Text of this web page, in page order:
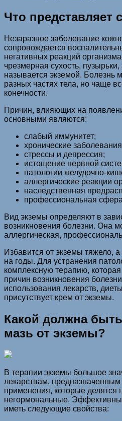
Что представляет
Незаразное заболевание
сопровождается
негативных реакций
чрезмерная сухость,
называется экземой. Болезнь
разных частях тела, но чаще
конечности.
Причин, влияющих на
основными являются:
слабый иммунитет;
хронические
стрессы и депрессия;
истощение нервной
патологии желудочно-
аллергические реакции
наследственная
профессиональная
Вид экземы определяют в
возникновения болезни. Она
аллергическая,
Избавится от экземы тяжело,
на годы. Для устранения
комплексную терапию,
причин возникновения
использования лекарств,
присутствует крем от экземы.
Какой должна
мазь от экземы?
В терапии экземы большое
лекарствам,
применения, которые делятся
негормональные.
иметь следующие свойства: